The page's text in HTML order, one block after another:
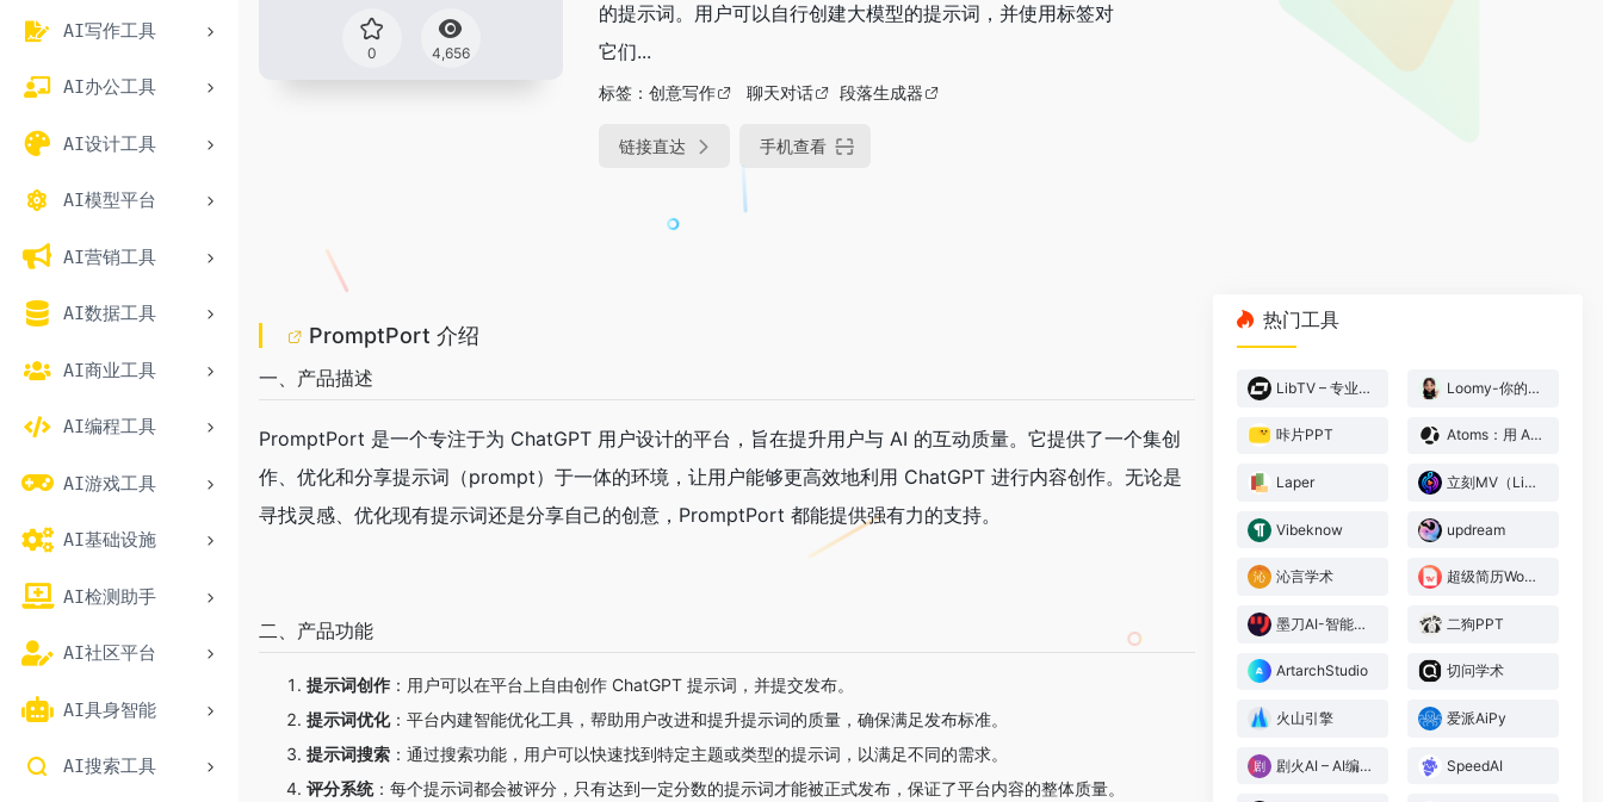
AI写作工具
AI办公工具
AI设计工具
AI模型平台
AI营销工具
AI数据工具
AI商业工具
AI编程工具
AI游戏工具
AI基础设施
AI检测助手
AI社区平台
AI具身智能
AI搜索工具
0 4,656
的提示词。用户可以自行创建大模型的提示词，并使用标签对
它们...
标签： 创意写作 聊天对话 段落生成器
链接直达 手机查看
PromptPort 介绍
一、产品描述
PromptPort 是一个专注于为 ChatGPT 用户设计的平台，旨在提升用户与 AI 的互动质量。它提供了一个集创
作、优化和分享提示词（prompt）于一体的环境，让用户能够更高效地利用 ChatGPT 进行内容创作。无论是
寻找灵感、优化现有提示词还是分享自己的创意，PromptPort 都能提供强有力的支持。
二、产品功能
提示词创作 ：用户可以在平台上自由创作 ChatGPT 提示词，并提交发布。
提示词优化：平台内建智能优化工具，帮助用户改进和提升提示词的质量，确保满足发布标准。
提示词搜索 ：通过搜索功能，用户可以快速找到特定主题或类型的提示词，以满足不同的需求。
评分系统：每个提示词都会被评分，只有达到一定分数的提示词才能被正式发布，保证了平台内容的整体质量。
热门工具
LibTV – 专业视频创作工具 Loomy-你的AI工作搭子
咔片PPT Atoms：用 AI 构建网站与应用，无需编码
Laper 立刻MV（LickMV） – AI音乐视频生成器
Vibeknow updream
沁言学术 超级简历WonderCV
墨刀AI-智能原型设计 二狗PPT
ArtarchStudio 切问学术
火山引擎 爱派AiPy
剧火AI – AI编剧+导演，一人短剧工作室 SpeedAI